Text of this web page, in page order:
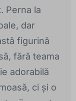
Perna la
dar
figurină
fără teama
adorabilă
ci și o